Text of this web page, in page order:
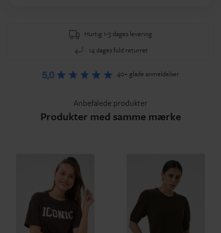
Hurtig 1-3 dages levering
14 dages fuld returret
40+ glade anmeldelser
Anbefalede produkter
Produkter med samme mærke